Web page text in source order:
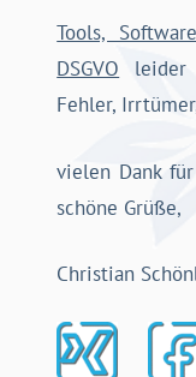
Tools,
DSGVO leider
Fehler,
vielen Dank
schöne Grüße,
Christian